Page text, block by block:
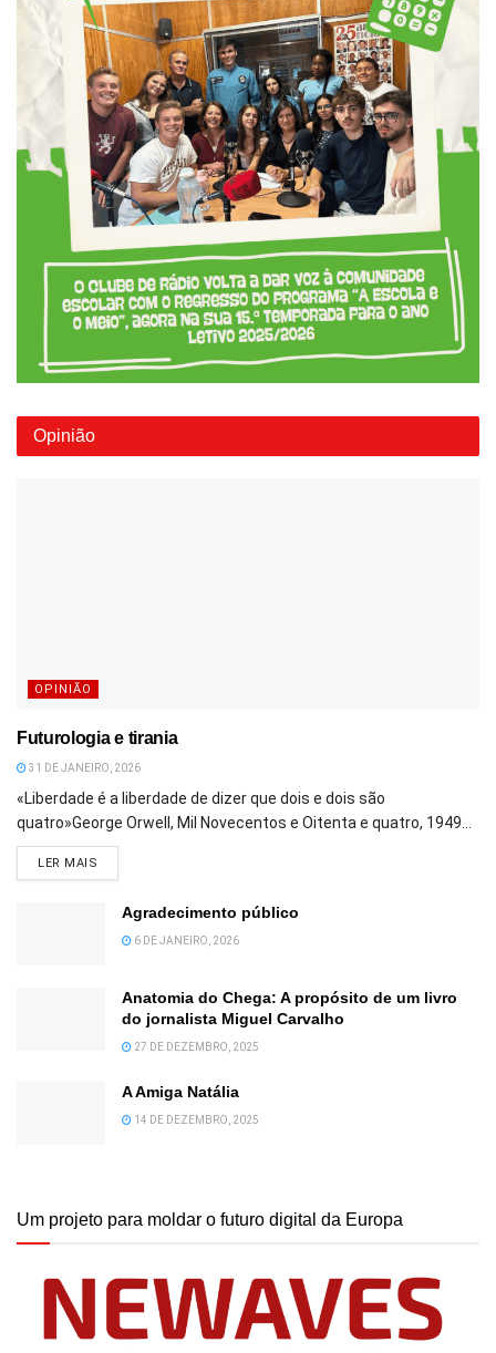
Opinião
OPINIÃO
Futurologia e tirania
31 DE JANEIRO, 2026
«Liberdade é a liberdade de dizer que dois e dois são
quatro»George Orwell, Mil Novecentos e Oitenta e quatro, 1949...
LER MAIS
Agradecimento público
6 DE JANEIRO, 2026
Anatomia do Chega: A propósito de um livro
do jornalista Miguel Carvalho
27 DE DEZEMBRO, 2025
A Amiga Natália
14 DE DEZEMBRO, 2025
Um projeto para moldar o futuro digital da Europa